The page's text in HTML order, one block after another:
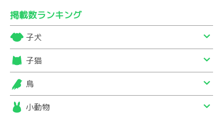
掲載数ランキング
子犬
子猫
鳥
小動物